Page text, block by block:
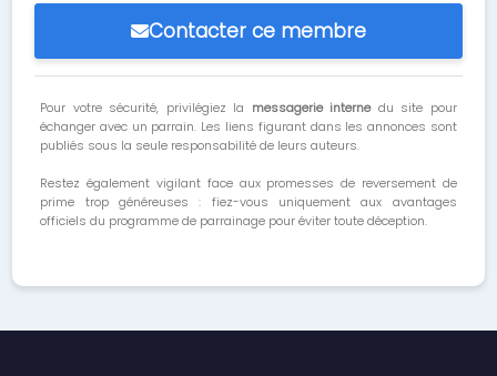
Contacter ce membre
Pour votre sécurité, privilégiez la messagerie internedu site pour
échanger avec un parrain. Les liens figurant dans les annonces sont
publiés sous la seule responsabilité de leurs auteurs.
Restez également vigilant face aux promesses de reversement de
prime trop généreuses : fiez-vous uniquement aux avantages
officiels du programme de parrainage pour éviter toute déception.